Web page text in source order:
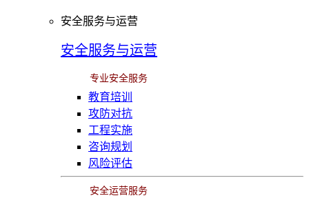
安全服务与运营
安全服务与运营
专业安全服务
教育培训
攻防对抗
工程实施
咨询规划
风险评估
安全运营服务